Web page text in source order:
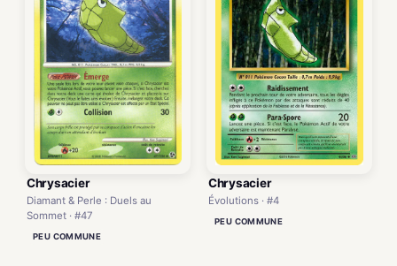
Chrysacier
Diamant & Perle : Duels au
Sommet · #47
PEU COMMUNE
Chrysacier
Évolutions · #4
PEU COMMUNE